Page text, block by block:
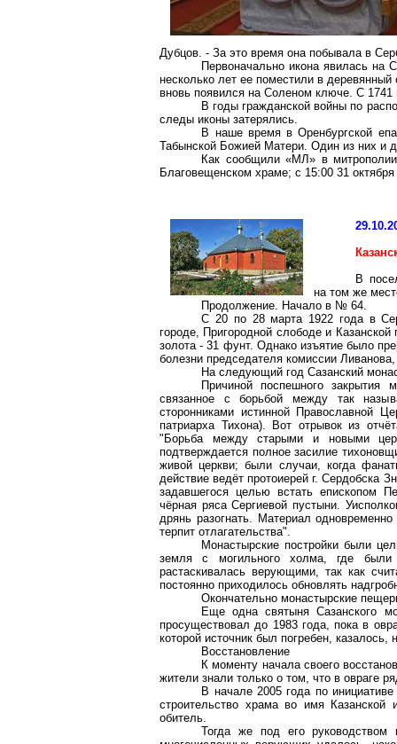
Дубцов. - За это время она побывала в
Первоначально икона явилась на
несколько лет ее поместили в
вновь появился на Соленом ключе. С 1741
В годы гражданской войны по
следы иконы затерялись.
В наше время в Оренбургской
Табынской Божией Матери. Один из них и
Как сообщили «МЛ» в
Благовещенском храме; с 15:00 31
В
на том же
Продолжение. Начало в № 64.
С 20 по 28 марта 1922 года в
городе, Пригородной слободе и
золота -31 фунт. Однако изъятие было
болезни председателя комиссии
На следующий годСазанский
Причиной поспешного закрытия
связанное с борьбой между так
сторонниками истинной Православной
патриарха Тихона). Вот отрывок из
"Борьба между старыми и новыми
подтверждается полноезасилие
живой церкви; были случаи, когда
действие ведёт протоиерей г. Сердобска
задавшегося целью встать епископом
чёрная ряса Сергиевой пустыни.
дрянь разогнать. Материал
терпит отлагательства".
Монастырские постройки были
земля с могильного холма, где
растаскивалась верующими, так как
постоянно приходилось обновлять
Окончательно монастырские
Еще одна святыняСазанского
просуществовал до 1983 года, пока в
которой источник был погребен, казалось,
Восстановление
К моменту начала своего
жители знали только о том, что в овраге
В начале 2005 года по
строительство храма во имя
обитель.
Тогда же под его